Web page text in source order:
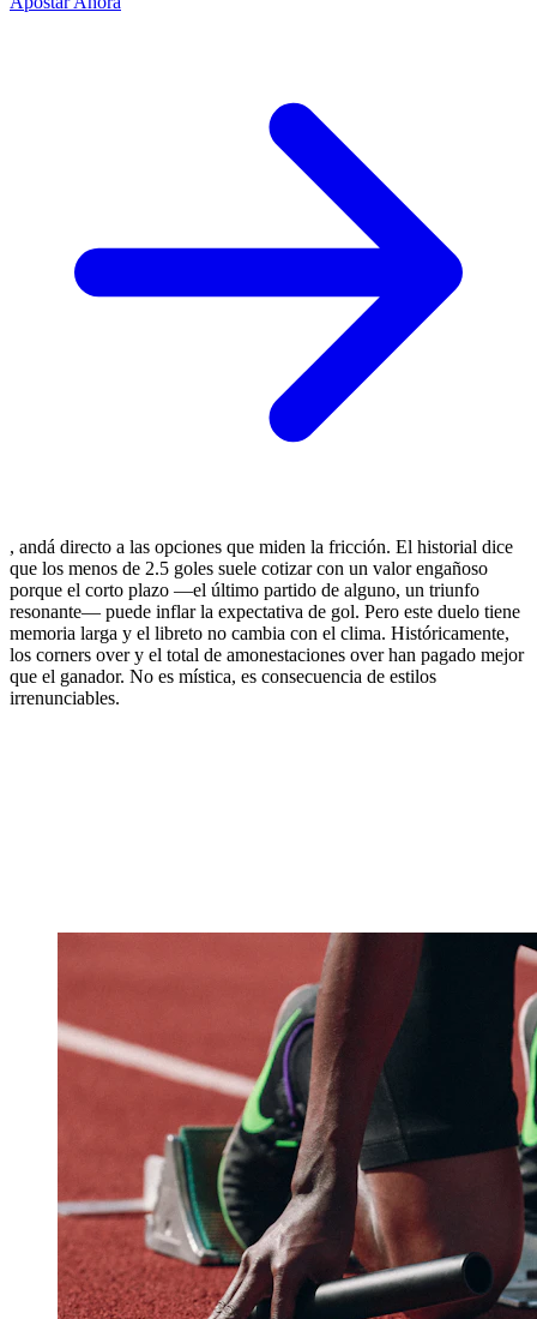
, andá directo a las opciones que miden la fricción. El historial dice
que los menos de 2.5 goles suele cotizar con un valor engañoso
porque el corto plazo —el último partido de alguno, un triunfo
resonante— puede inflar la expectativa de gol. Pero este duelo tiene
memoria larga y el libreto no cambia con el clima. Históricamente,
los corners over y el total de amonestaciones over han pagado mejor
que el ganador. No es mística, es consecuencia de estilos
irrenunciables.